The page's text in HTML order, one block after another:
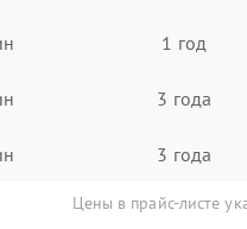
1 год
3 года
3 года
Цены в прайс-листе